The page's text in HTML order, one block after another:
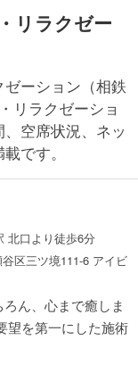
リラクゼー
ーション（相鉄
リラクゼーショ
空席状況、ネッ
です。
北口より徒歩6分
区三ツ境111-6 アイビ
ん、心まで癒しま
を第一にした施術